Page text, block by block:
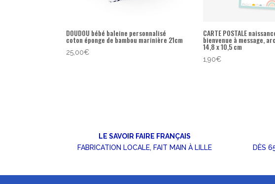
DOUDOU bébé baleine personnalisé
coton éponge de bambou marinière 21cm
25,00€
CARTE POSTALE
bienvenue à message,
14,8 x 10,5 cm
1,90€
LE SAVOIR FAIRE FRANÇAIS
FABRICATION LOCALE, FAIT MAIN À LILLE
DÈS